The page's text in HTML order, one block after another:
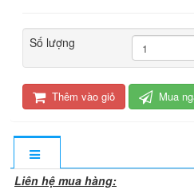
Số lượng
Thêm vào giỏ Mua
Liên hệ mua hàng: